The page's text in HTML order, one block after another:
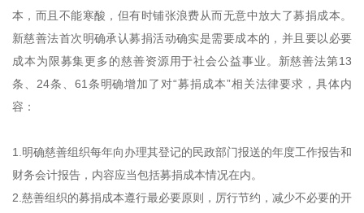
本，而且不能寒酸，但有时铺张浪费从而无意中放大了募捐成本。
新慈善法首次明确承认募捐活动确实是需要成本的，并且要以必要
成本为限募集更多的慈善资源用于社会公益事业。新慈善法第13
条、24条、61条明确增加了对“募捐成本”相关法律要求，具体内
容：
1.明确慈善组织每年向办理其登记的民政部门报送的年度工作报告和
财务会计报告，内容应当包括募捐成本情况在内。
2.慈善组织的募捐成本遵行最必要原则，厉行节约，减少不必要的开